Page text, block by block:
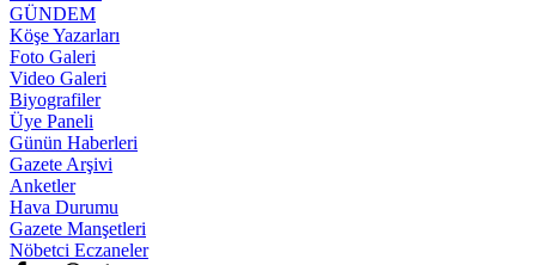
GÜNDEM
Köşe Yazarları
Foto Galeri
Video Galeri
Biyografiler
Üye Paneli
Günün Haberleri
Gazete Arşivi
Anketler
Hava Durumu
Gazete Manşetleri
Nöbetci Eczaneler